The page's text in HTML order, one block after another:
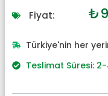
Fiyat: ₺
Türkiye'nin her
Teslimat Süresi: